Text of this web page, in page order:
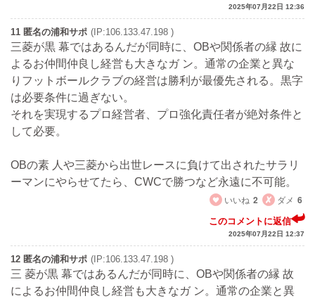
2025年07月22日 12:36
11 匿名の浦和サポ (IP:106.133.47.198 )
三菱が黒 幕ではあるんだが同時に、OBや関係者の縁 故に
よるお仲間仲良し経営も大きなガ ン。通常の企業と異な
りフットボールクラブの経営は勝利が最優先される。黒字
は必要条件に過ぎない。
それを実現するプロ経営者、プロ強化責任者が絶対条件と
して必要。
OBの素 人や三菱から出世レースに負けて出されたサラリ
ーマンにやらせてたら、CWCで勝つなど永遠に不可能。
いいね 2 ダメ 6
このコメントに返信
2025年07月22日 12:37
12 匿名の浦和サポ (IP:106.133.47.198 )
三 菱が黒 幕ではあるんだが同時に、OBや関係者の縁 故
によるお仲間仲良し経営も大きなガ ン。通常の企業と異